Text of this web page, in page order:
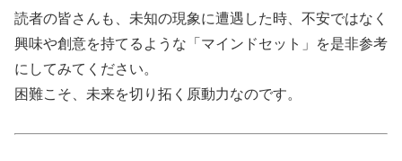
読者の皆さんも、未知の現象に遭遇した時、不安ではなく
興味や創意を持てるような「マインドセット」を是非参考
にしてみてください。
困難こそ、未来を切り拓く原動力なのです。